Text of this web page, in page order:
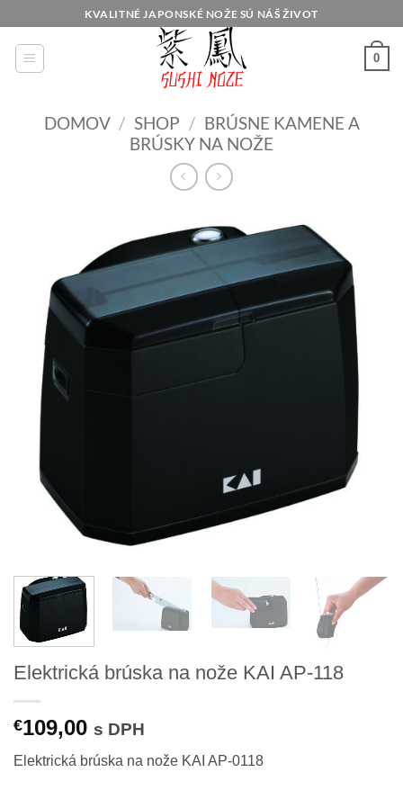
to
content
KVALITNÉ JAPONSKÉ NOŽE SÚ NÁŠ ŽIVOT
0
DOMOV / SHOP / BRÚSNE KAMENE A
BRÚSKY NA NOŽE
Elektrická brúska na nože KAI AP-118
€109,00 s DPH
Elektrická brúska na nože KAI AP-0118